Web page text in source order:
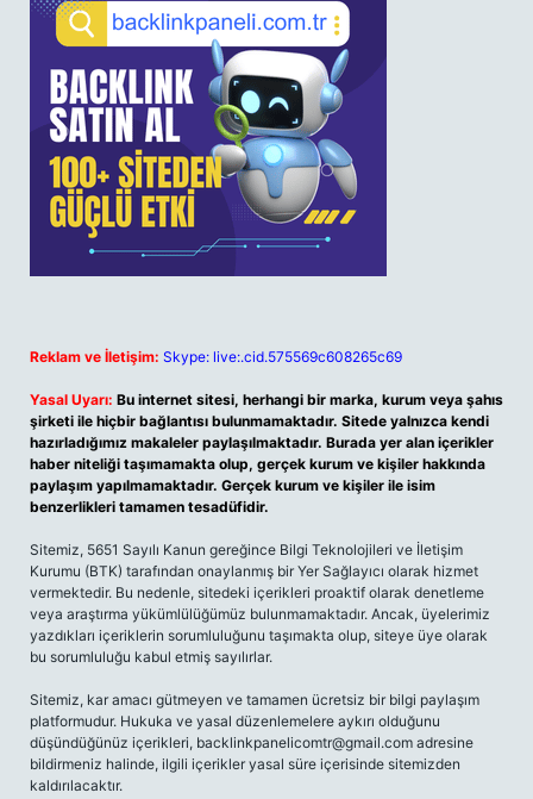
Reklam ve İletişim: Skype: live:.cid.575569c608265c69
Yasal Uyarı: Bu internet sitesi, herhangi bir marka, kurum veya şahıs
şirketi ile hiçbir bağlantısı bulunmamaktadır. Sitede yalnızca kendi
hazırladığımız makaleler paylaşılmaktadır. Burada yer alan içerikler
haber niteliği taşımamakta olup, gerçek kurum ve kişiler hakkında
paylaşım yapılmamaktadır. Gerçek kurum ve kişiler ile isim
benzerlikleri tamamen tesadüfidir.
Sitemiz, 5651 Sayılı Kanun gereğince Bilgi Teknolojileri ve İletişim
Kurumu (BTK) tarafından onaylanmış bir Yer Sağlayıcı olarak hizmet
vermektedir. Bu nedenle, sitedeki içerikleri proaktif olarak denetleme
veya araştırma yükümlülüğümüz bulunmamaktadır. Ancak, üyelerimiz
yazdıkları içeriklerin sorumluluğunu taşımakta olup, siteye üye olarak
bu sorumluluğu kabul etmiş sayılırlar.
Sitemiz, kar amacı gütmeyen ve tamamen ücretsiz bir bilgi paylaşım
platformudur. Hukuka ve yasal düzenlemelere aykırı olduğunu
düşündüğünüz içerikleri, backlinkpanelicomtr@gmail.com adresine
bildirmeniz halinde, ilgili içerikler yasal süre içerisinde sitemizden
kaldırılacaktır.